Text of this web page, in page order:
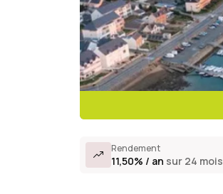
Rendement
11,50% / an sur 24 mois